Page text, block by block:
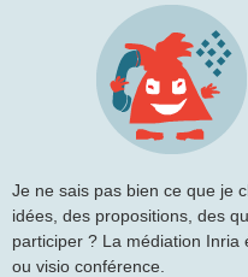
Je ne sais pas bien ce que je
idées, des propositions, des
participer ? La médiation
ou visio conférence.